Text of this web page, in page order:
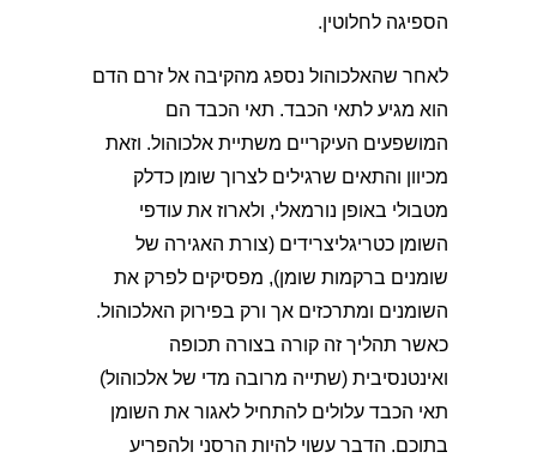
הספיגה לחלוטין.
לאחר שהאלכוהול נספג מהקיבה אל זרם הדם
הוא מגיע לתאי הכבד. תאי הכבד הם
המושפעים העיקריים משתיית אלכוהול. וזאת
מכיוון והתאים שרגילים לצרוך שומן כדלק
מטבולי באופן נורמאלי, ולארוז את עודפי
השומן כטריגליצרידים (צורת האגירה של
שומנים ברקמות שומן), מפסיקים לפרק את
השומנים ומתרכזים אך ורק בפירוק האלכוהול.
כאשר תהליך זה קורה בצורה תכופה
ואינטנסיבית (שתייה מרובה מדי של אלכוהול)
תאי הכבד עלולים להתחיל לאגור את השומן
בתוכם. הדבר עשוי להיות הרסני ולהפריע